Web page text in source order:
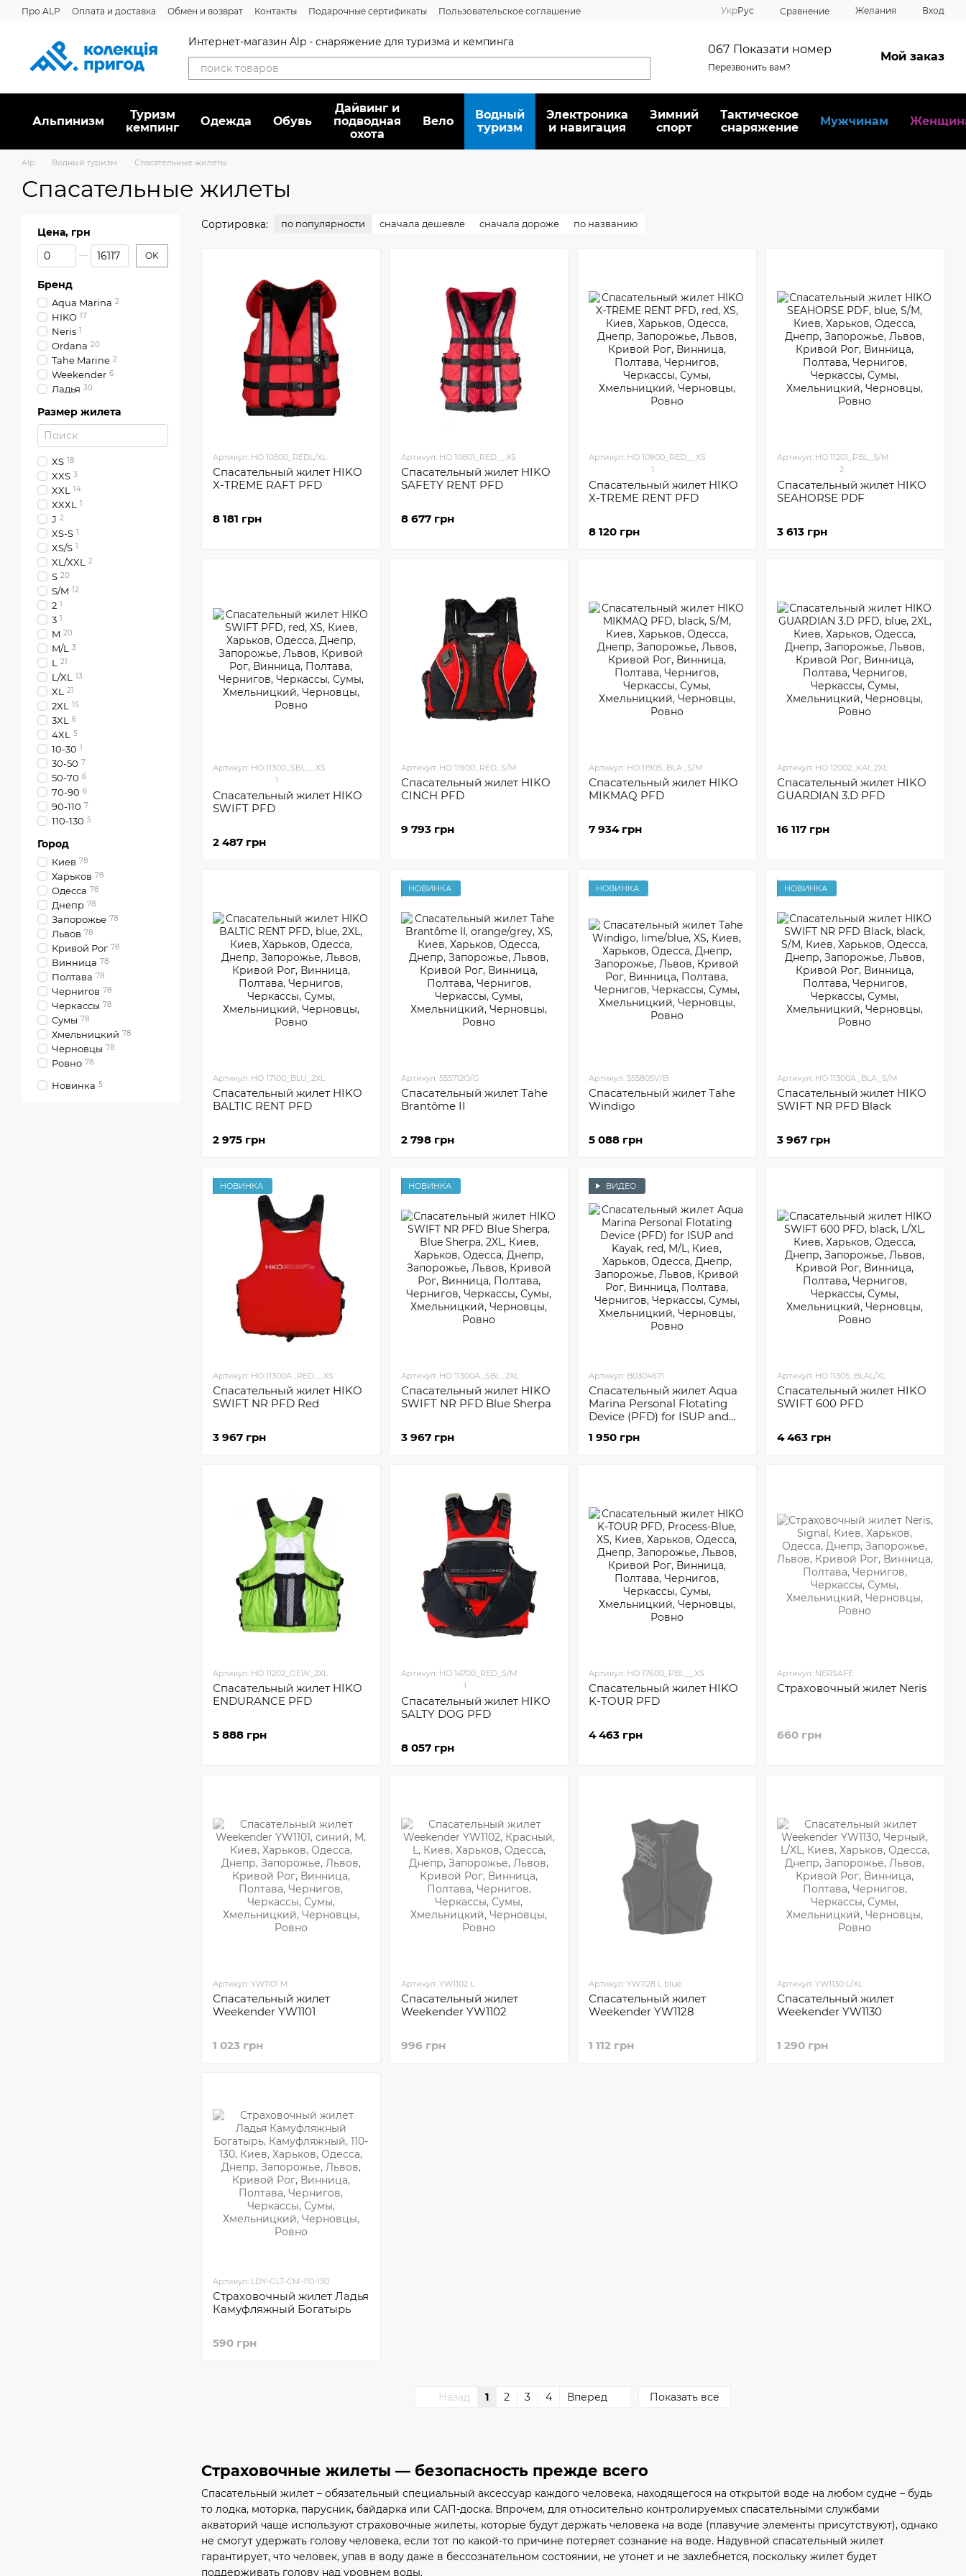
Перейти к основному контенту
Про ALP Оплата и доставка Обмен и возврат Контакты Подарочные сертификаты
Пользовательское соглашение
УкрРус Сравнение Желания Вход
Интернет-магазин Alp - снаряжение для туризма и кемпинга
067 Показати номер
Перезвонить вам?
Мой заказ
Альпинизм
Туризм
кемпинг
Oдежда Обувь
Дайвинг и
подводная
охота
Вело
Водный
туризм
Электроника
и навигация
Зимний
спорт
Тактическое
снаряжение
Мужчинам
Alp Водный туризм Спасательные жилеты
Спасательные жилеты
Сортировка: по популярности сначала дешевле сначала дороже по названию
Страховочные жилеты — безопасность прежде всего
Спасательный жилет – обязательный специальный аксессуар каждого человека, находящегося на открытой воде на любом судне – будь
то лодка, моторка, парусник, байдарка или САП-доска. Впрочем, для относительно контролируемых спасательными службами
акваторий чаще используют страховочные жилеты, которые будут держать человека на воде (плавучие элементы присутствуют), однако
не смогут удержать голову человека, если тот по какой-то причине потеряет сознание на воде. Надувной спасательный жилет
гарантирует, что человек, упав в воду даже в бессознательном состоянии, не утонет и не захлебнется, поскольку жилет будет
поддерживать голову над уровнем воды.
Артикул: HO 10500_REDL/XL
Спасательный жилет HIKO
X-TREME RAFT PFD
8 181 грн
Артикул: HO 10801_RED__XS
Спасательный жилет HIKO
SAFETY RENT PFD
8 677 грн
Артикул: HO 10900_RED__XS
1
Спасательный жилет HIKO
X-TREME RENT PFD
8 120 грн
Артикул: HO 11201_PBL_S/M
2
Спасательный жилет HIKO
SEAHORSE PDF
3 613 грн
Артикул: HO 11300_SBL__XS
1
Спасательный жилет HIKO
SWIFT PFD
2 487 грн
Артикул: HO 11900_RED_S/M
Спасательный жилет HIKO
CINCH PFD
9 793 грн
Артикул: HO 11905_BLA_S/M
Спасательный жилет HIKO
MIKMAQ PFD
7 934 грн
Артикул: HO 12002_KAI_2XL
Спасательный жилет HIKO
GUARDIAN 3.D PFD
16 117 грн
Артикул: HO 17100_BLU_2XL
Спасательный жилет HIKO
BALTIC RENT PFD
2 975 грн
НОВИНКА
Артикул: 555712O/G
Спасательный жилет Tahe
Brantôme II
2 798 грн
НОВИНКА
Артикул: 555805V/B
Спасательный жилет Tahe
Windigo
5 088 грн
НОВИНКА
Артикул: HO 11300A_BLA_S/M
Спасательный жилет HIKO
SWIFT NR PFD Black
3 967 грн
НОВИНКА
Артикул: HO 11300A_RED__XS
Спасательный жилет HIKO
SWIFT NR PFD Red
3 967 грн
НОВИНКА
Артикул: HO 11300A_SBL_2XL
Спасательный жилет HIKO
SWIFT NR PFD Blue Sherpa
3 967 грн
ВИДЕО
Артикул: B0304671
Спасательный жилет Aqua
Marina Personal Flotating
Device (PFD) for ISUP and
1 950 грн
Артикул: HO 11305_BLAL/XL
Спасательный жилет HIKO
SWIFT 600 PFD
4 463 грн
Артикул: HO 11202_GEW_2XL
Спасательный жилет HIKO
ENDURANCE PFD
5 888 грн
Артикул: HO 14700_RED_S/M
1
Спасательный жилет HIKO
SALTY DOG PFD
8 057 грн
Артикул: HO 17600_PBL__XS
Спасательный жилет HIKO
K-TOUR PFD
4 463 грн
Артикул: NERSAFE
Страховочный жилет Neris
660 грн
Артикул: YW1101 M
Спасательный жилет
Weekender YW1101
1 023 грн
Артикул: YW1102 L
Спасательный жилет
Weekender YW1102
996 грн
Артикул: YW1128 L blue
Спасательный жилет
Weekender YW1128
1 112 грн
Артикул: YW1130 L/XL
Спасательный жилет
Weekender YW1130
1 290 грн
Артикул: LDY-GLT-CM-110-130
Страховочный жилет Ладья
Камуфляжный Богатырь
590 грн
Назад 1 2 3 4 Вперед Показать все
Цена, грн
От Цена, грн
До Цена, грн OK
Бренд
Aqua Marina 2
HIKO 17
Neris 1
Ordana 20
Tahe Marine 2
Weekender 6
Ладья 30
Размер жилета
XS 18
XXS 3
XXL 14
XXXL 1
J 2
XS-S 1
XS/S 1
XL/XXL 2
S 20
S/M 12
2 1
3 1
M 20
M/L 3
L 21
L/XL 13
XL 21
2XL 15
3XL 6
4XL 5
10-30 1
30-50 7
50-70 6
70-90 6
90-110 7
110-130 5
Город
Киев 78
Харьков 78
Одесса 78
Днепр 78
Запорожье 78
Львов 78
Кривой Рог 78
Винница 78
Полтава 78
Чернигов 78
Черкассы 78
Сумы 78
Хмельницкий 78
Черновцы 78
Ровно 78
Новинка 5